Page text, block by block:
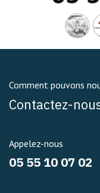
Comment pouvons
Contactez-
Appelez-nous
05 55 10 07 02